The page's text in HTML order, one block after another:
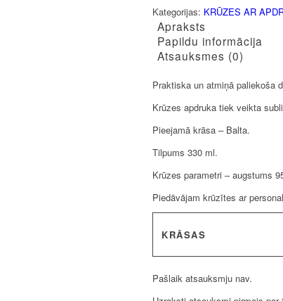
Jūlijā
daudzums
Kategorijas: KRŪZES AR
Apraksts
Papildu informācija
Atsauksmes (0)
Praktiska un atmiņā paliekoša
Krūzes apdruka tiek veikta
Pieejamā krāsa – Balta.
Tilpums 330 ml.
Krūzes parametri – augstums
Piedāvājam krūzītes ar
KRĀSAS
Pašlaik atsauksmju nav.